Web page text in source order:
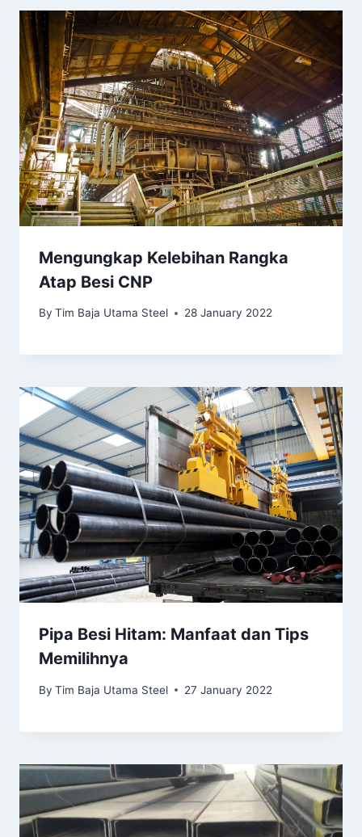
Mengungkap Kelebihan Rangka
Atap Besi CNP
By Tim Baja Utama Steel 28 January 2022
Pipa Besi Hitam: Manfaat dan Tips
Memilihnya
By Tim Baja Utama Steel 27 January 2022